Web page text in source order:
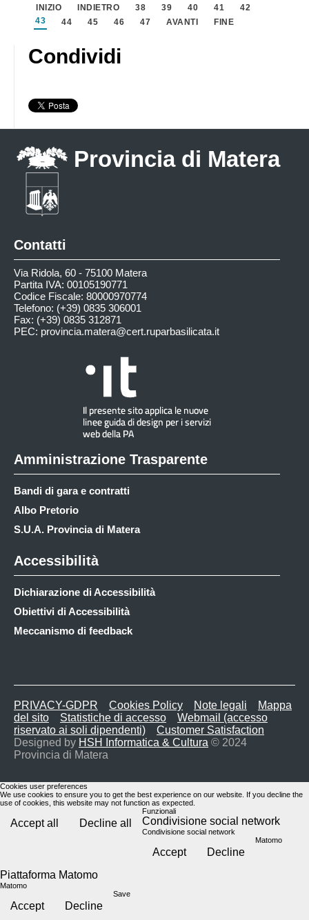
INIZIO INDIETRO 38 39 40 41
42
43
44 45 46 47 AVANTI FINE
Condividi
Provincia di Matera
Contatti
Via Ridola, 60 - 75100 Matera
Partita IVA: 00105190771
Codice Fiscale: 80000970774
Telefono: (+39) 0835 306001
Fax: (+39) 0835 312871
PEC: provincia.matera@cert.ruparbasilicata.it
Amministrazione Trasparente
Bandi di gara e contratti
Albo Pretorio
S.U.A. Provincia di Matera
Accessibilità
Dichiarazione di Accessibilità
Obiettivi di Accessibilità
Meccanismo di feedback
PRIVACY-GDPR Cookies Policy Note legali
Mappa
del sito
Statistiche di accesso
Webmail (accesso
riservato ai soli dipendenti)
Customer Satisfaction
Designed by HSH Informatica & Cultura © 2024
Provincia di Matera
Cookies user preferences
We use cookies to ensure you to get the best experience on our website. If you decline the
use of cookies, this website may not function as expected.
Accept all Decline all
Funzionali
Condivisione social network
Condivisione social network
Accept Decline
Matomo
Piattaforma Matomo
Matomo
Accept Decline
Save